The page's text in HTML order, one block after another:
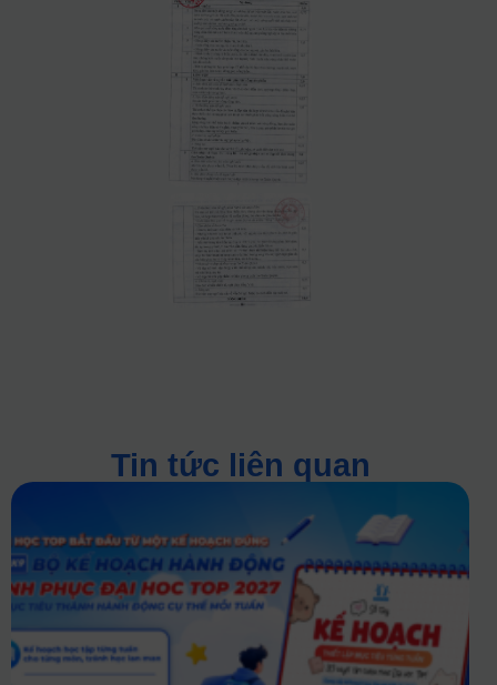
Tin tức liên quan